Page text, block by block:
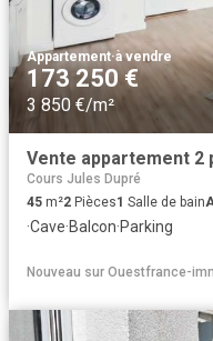
Appartement·à vendre
173 250 €
3 850 €/m²
Vente appartement 2
Cours Jules Dupré
45 m²2 Pièces1 Salle de bain
·Cave·Balcon·Parking
Nouveau sur Ouestfrance-